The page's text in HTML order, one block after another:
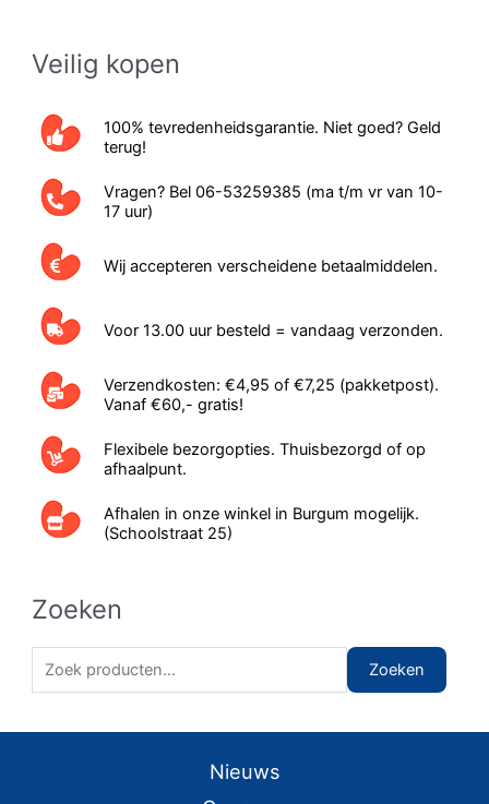
Veilig kopen
100% tevredenheidsgarantie. Niet goed? Geld
terug!
Vragen? Bel 06-53259385 (ma t/m vr van 10-
17 uur)
Wij accepteren verscheidene betaalmiddelen.
Voor 13.00 uur besteld = vandaag verzonden.
Verzendkosten: €4,95 of €7,25 (pakketpost).
Vanaf €60,- gratis!
Flexibele bezorgopties. Thuisbezorgd of op
afhaalpunt.
Afhalen in onze winkel in Burgum mogelijk.
(Schoolstraat 25)
Zoeken
o
Zoeken
Nieuws